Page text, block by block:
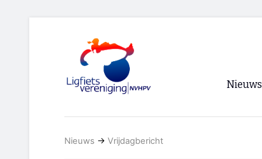
Nieuws
Nieuws → Vrijdagbericht